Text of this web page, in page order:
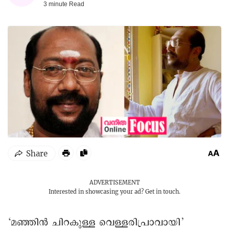
3 minute Read
ADVERTISEMENT
Interested in showcasing your ad? Get in touch.
‘മഞ്ഞിന്‍ ചിറകുള്ള വെള്ളരിപ്രാവായി’